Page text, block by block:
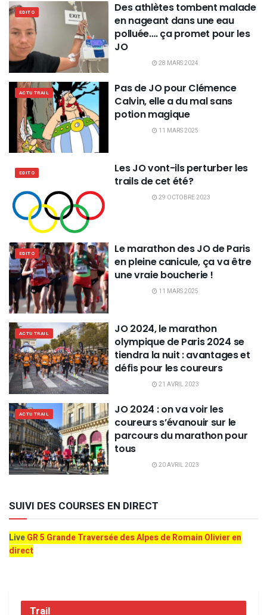
EDITO
Des athlètes tombent malade
en nageant dans une eau
polluée…. ça promet pour les
JO
28 MARS 2024
ACTU TRAIL
Pas de JO pour Clémence
Calvin, elle a du mal sans
potion magique
11 MARS 2025
EDITO
Les JO vont-ils perturber les
trails de cet été?
29 OCTOBRE 2023
EDITO
Le marathon des JO de Paris
en pleine canicule, ça va être
une vraie boucherie !
11 MARS 2025
ACTU TRAIL
JO 2024, le marathon
olympique de Paris 2024 se
tiendra la nuit : avantages et
défis pour les coureurs
21 AVRIL 2023
ACTU TRAIL
JO 2024 : on va voir les
coureurs s’évanouir sur le
parcours du marathon pour
tous
20 AVRIL 2023
SUIVI DES COURSES EN DIRECT
LiveGR 5 Grande Traversée des Alpes de Romain Olivier en
direct
Trail